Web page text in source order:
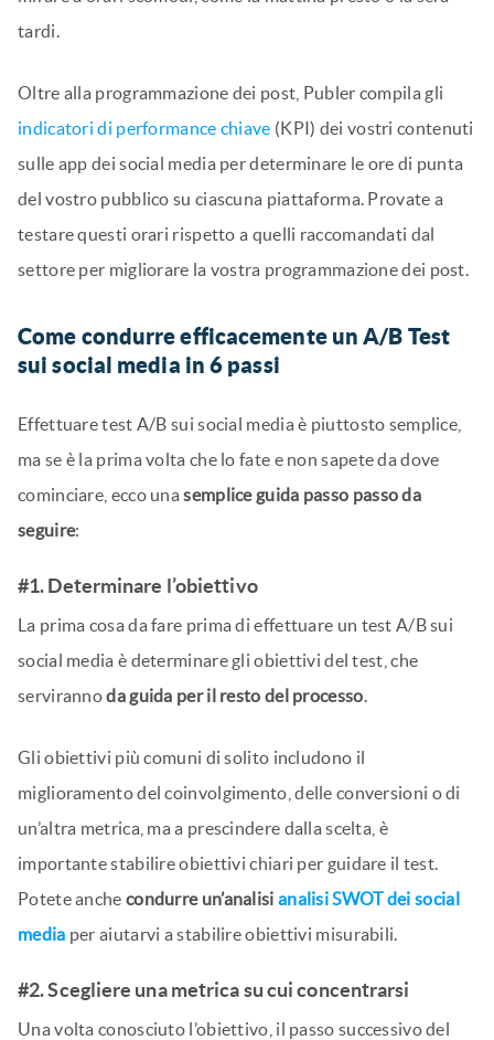
tardi.
Oltre alla programmazione dei post, Publer compila gli
indicatori di performance chiave (KPI) dei vostri contenuti
sulle app dei social media per determinare le ore di punta
del vostro pubblico su ciascuna piattaforma. Provate a
testare questi orari rispetto a quelli raccomandati dal
settore per migliorare la vostra programmazione dei post.
Come condurre efficacemente un A/B Test
sui social media in 6 passi
Effettuare test A/B sui social media è piuttosto semplice,
ma se è la prima volta che lo fate e non sapete da dove
cominciare, ecco unasemplice guida passo passo da
seguire:
#1. Determinare l’obiettivo
La prima cosa da fare prima di effettuare un test A/B sui
social media è determinare gli obiettivi del test, che
servirannoda guida per il resto del processo.
Gli obiettivi più comuni di solito includono il
miglioramento del coinvolgimento, delle conversioni o di
un’altra metrica, ma a prescindere dalla scelta, è
importante stabilire obiettivi chiari per guidare il test.
Potete anche condurre un’analisi analisi SWOT dei social
media per aiutarvi a stabilire obiettivi misurabili.
#2. Scegliere una metrica su cui concentrarsi
Una volta conosciuto l’obiettivo, il passo successivo del